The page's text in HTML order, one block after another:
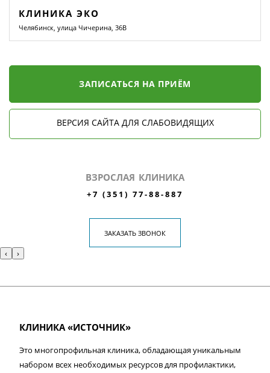
КЛИНИКА ЭКО
Челябинск, улица Чичерина, 36В
ЗАПИСАТЬСЯ НА ПРИЁМ
ВЕРСИЯ САЙТА ДЛЯ СЛАБОВИДЯЩИХ
ВЗРОСЛАЯ КЛИНИКА
+7 (351) 77-88-887
ЗАКАЗАТЬ ЗВОНОК
‹ ›
КЛИНИКА «ИСТОЧНИК»
Это многопрофильная клиника, обладающая уникальным
набором всех необходимых ресурсов для профилактики,